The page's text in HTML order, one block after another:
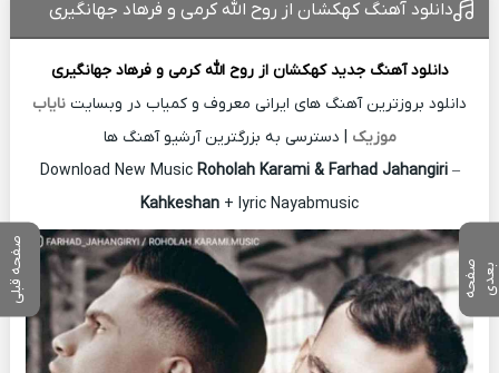
دانلود آهنگ کهکشان از روح الله کرمی و فرهاد جهانگیری
دانلود آهنگ جدیدکهکشان ازروح الله کرمی و فرهاد جهانگیری
دانلود بروزترین آهنگ های ایرانی معروف و کمیاب در وبسایت نایاب
موزیک | دسترسی به بزرگترین آرشیو آهنگ ها
Download New Music Roholah Karami & Farhad Jahangiri–
Kahkeshan + lyric Nayabmusic
ص
ف
ح
ه ب ع
د ی صفحه قبلی